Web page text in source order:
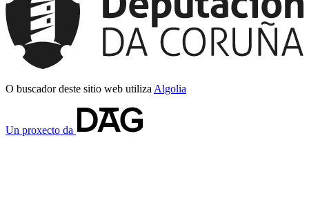
O buscador deste sitio web utiliza Algolia
Un proxecto da